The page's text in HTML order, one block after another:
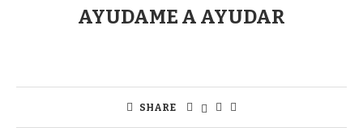
AYUDAME A AYUDAR
SHARE